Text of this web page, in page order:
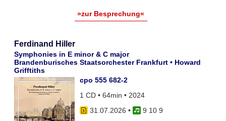
»zur Besprechung«
Ferdinand Hiller
Symphonies in E minor & C major
Brandenburisches Staatsorchester Frankfurt • Howard
Grifftiths
cpo 555 682-2
1 CD • 64min • 2024
31.07.2026 •
9 10 9